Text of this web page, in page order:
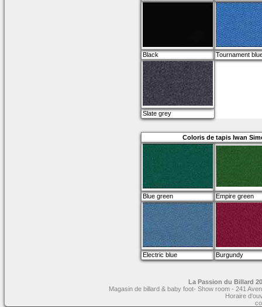
Black Tournament
Slate grey
Coloris de tapis Iwan
Blue green Empire green
Electric blue Burgundy
La Passion du Billard
Magasin de billard & baby foot- Show room - 241
Horaire